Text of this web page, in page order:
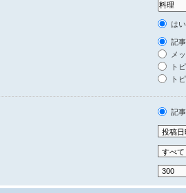
はい
記
メ
ト
ト
記事